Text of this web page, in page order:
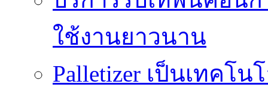
ใช้งานยาวนาน
Palletizer เป็นเทคโ